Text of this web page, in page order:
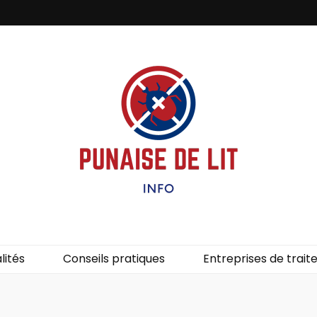
Conseils pratiques Entreprises de